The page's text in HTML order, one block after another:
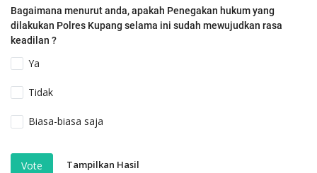
Bagaimana menurut anda, apakah Penegakan hukum yang
dilakukan Polres Kupang selama ini sudah mewujudkan rasa
keadilan ?
Ya
Tidak
Biasa-biasa saja
Vote Tampilkan Hasil